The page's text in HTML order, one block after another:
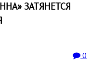
ЗАТЯНЕТСЯ
0